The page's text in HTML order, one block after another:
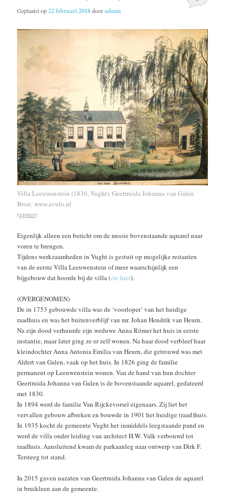
Geplaatst op22 februari 2018dooradmin
Villa Leeuwenstein (1830, Vught), Geertruida Johanna van Galen
Bron: www.avulo.nl
(groter)
Eigenlijk alleen een bericht om de mooie bovenstaande aquarel naar
voren te brengen.
Tijdens werkzaamheden in Vught is gestuit op mogelijke restanten
van de eerste Villa Leeuwenstein of meer waarschijnlijk een
bijgebouw dat hoorde bij de villa (zie hier).
(OVERGENOMEN)
De in 1753 gebouwde villa was de ‘voorloper’ van het huidige
raadhuis en was het buitenverblijf van mr. Johan Hendrik van Heurn.
Na zijn dood verhuurde zijn weduwe Anna Römer het huis in eerste
instantie, maar later ging ze er zelf wonen. Na haar dood verbleef haar
kleindochter Anna Antonia Emilia van Heurn, die getrouwd was met
Aldert van Galen, vaak op het huis. In 1826 ging de familie
permanent op Leeuwenstein wonen. Van de hand van hun dochter
Geertruida Johanna van Galen is de bovenstaande aquarel, gedateerd
met 1830.
In 1894 werd de familie Van Rijckevorsel eigenaars. Zij liet het
vervallen gebouw afbreken en bouwde in 1901 het huidige (raad)huis.
In 1935 kocht de gemeente Vught het inmiddels leegstaande pand en
werd de villa onder leiding van architect H.W. Valk verbouwd tot
raadhuis. Aansluitend kwam de parkaanleg naar ontwerp van Dirk F.
Tersteeg tot stand.
In 2015 gaven nazaten van Geertruida Johanna van Galen de aquarel
in bruikleen aan de gemeente.